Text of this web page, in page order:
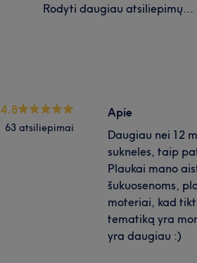
Rodyti daugiau atsiliepimų...
4.8
63 atsiliepimai
Apie
Daugiau nei 12
sukneles, taip
Plaukai mano
šukuosenoms,
moteriai, kad
tematiką yra
yra daugiau :)